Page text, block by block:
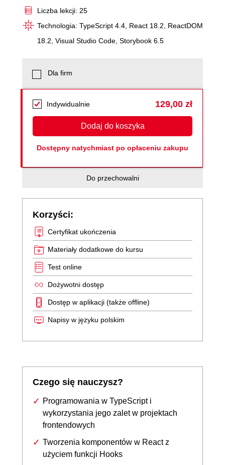
Liczba lekcji: 25
Technologia: TypeScript 4.4, React 18.2, ReactDOM
18.2, Visual Studio Code, Storybook 6.5
Dla firm
Indywidualnie 129,00 zł
Dodaj do koszyka
Dostępny natychmiast po opłaceniu zakupu
Do przechowalni
Korzyści:
Certyfikat ukończenia
Materiały dodatkowe do kursu
Test online
Dożywotni dostęp
Dostęp w aplikacji (także offline)
Napisy w języku polskim
Czego się nauczysz?
Programowania w TypeScript i
wykorzystania jego zalet w projektach
frontendowych
Tworzenia komponentów w React z
użyciem funkcji Hooks